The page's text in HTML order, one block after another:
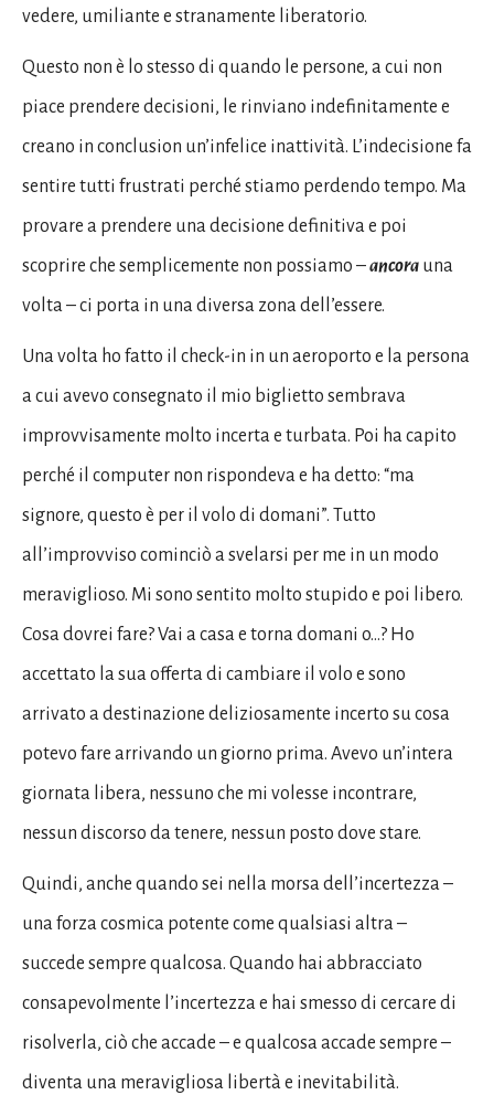
vedere, umiliante e stranamente liberatorio.
Questo non è lo stesso di quando le persone, a cui non
piace prendere decisioni, le rinviano indefinitamente e
creano in conclusion un’infelice inattività. L’indecisione fa
sentire tutti frustrati perché stiamo perdendo tempo. Ma
provare a prendere una decisione definitiva e poi
scoprire che semplicemente non possiamo –ancora una
volta – ci porta in una diversa zona dell’essere.
Una volta ho fatto il check-in in un aeroporto e la persona
a cui avevo consegnato il mio biglietto sembrava
improvvisamente molto incerta e turbata. Poi ha capito
perché il computer non rispondeva e ha detto: “ma
signore, questo è per il volo di domani”. Tutto
all’improvviso cominciò a svelarsi per me in un modo
meraviglioso. Mi sono sentito molto stupido e poi libero.
Cosa dovrei fare? Vai a casa e torna domani o…? Ho
accettato la sua offerta di cambiare il volo e sono
arrivato a destinazione deliziosamente incerto su cosa
potevo fare arrivando un giorno prima. Avevo un’intera
giornata libera, nessuno che mi volesse incontrare,
nessun discorso da tenere, nessun posto dove stare.
Quindi, anche quando sei nella morsa dell’incertezza –
una forza cosmica potente come qualsiasi altra –
succede sempre qualcosa. Quando hai abbracciato
consapevolmente l’incertezza e hai smesso di cercare di
risolverla, ciò che accade – e qualcosa accade sempre –
diventa una meravigliosa libertà e inevitabilità.